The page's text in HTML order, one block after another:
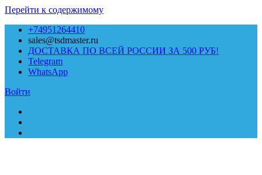
Перейти к содержимому
+74951264410
sales@tsdmaster.ru
ДОСТАВКА ПО ВСЕЙ РОССИИ ЗА 500 РУБ!
Telegram
WhatsApp
Войти